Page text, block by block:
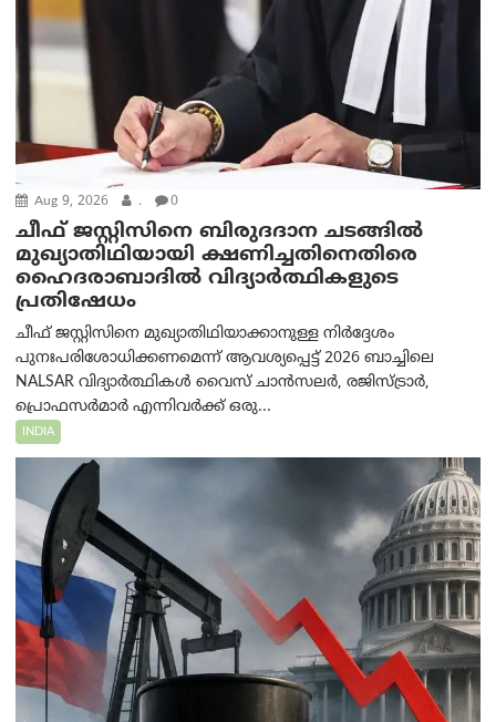
Aug 9, 2026 . 0
ചീഫ് ജസ്റ്റിസിനെ ബിരുദദാന ചടങ്ങില്‍
മുഖ്യാതിഥിയായി ക്ഷണിച്ചതിനെതിരെ
ഹൈദരാബാദില്‍ വിദ്യാർത്ഥികളുടെ
പ്രതിഷേധം
ചീഫ് ജസ്റ്റിസിനെ മുഖ്യാതിഥിയാക്കാനുള്ള നിർദ്ദേശം
പുനഃപരിശോധിക്കണമെന്ന് ആവശ്യപ്പെട്ട് 2026 ബാച്ചിലെ
NALSAR വിദ്യാർത്ഥികൾ വൈസ് ചാൻസലർ, രജിസ്ട്രാർ,
പ്രൊഫസർമാർ എന്നിവർക്ക് ഒരു...
INDIA